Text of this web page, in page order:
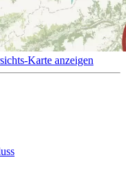
Karte anzeigen